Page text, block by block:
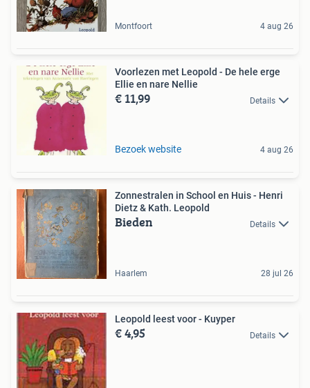
Montfoort 4 aug 26
Voorlezen met Leopold - De hele erge
Ellie en nare Nellie
€ 11,99 Details
Bezoek website 4 aug 26
Zonnestralen in School en Huis - Henri
Dietz & Kath. Leopold
Bieden Details
Haarlem 28 jul 26
Leopold leest voor - Kuyper
€ 4,95 Details